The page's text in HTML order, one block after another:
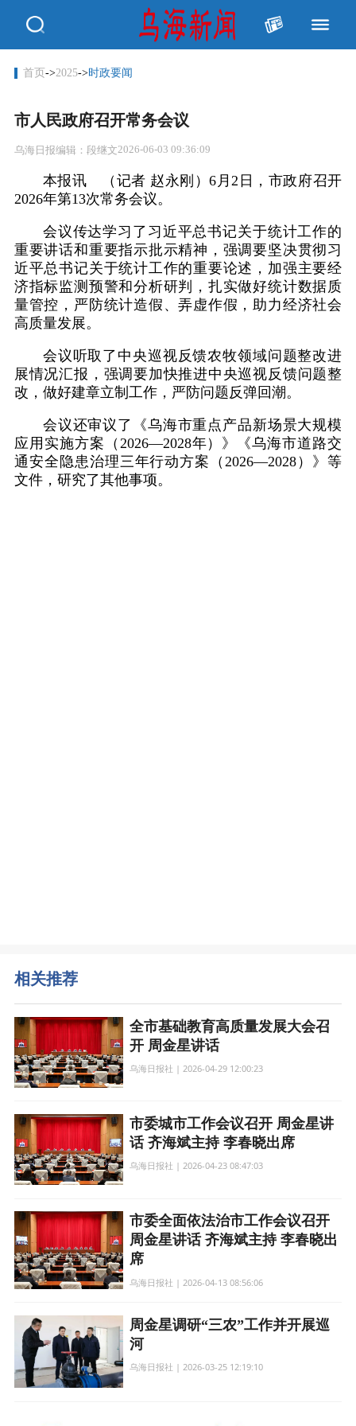
首页->2025->时政要闻
市人民政府召开常务会议
乌海日报编辑：段继文2026-06-03 09:36:09
本报讯 （记者 赵永刚）6月2日，市政府召开
2026年第13次常务会议。
会议传达学习了习近平总书记关于统计工作的
重要讲话和重要指示批示精神，强调要坚决贯彻习
近平总书记关于统计工作的重要论述，加强主要经
济指标监测预警和分析研判，扎实做好统计数据质
量管控，严防统计造假、弄虚作假，助力经济社会
高质量发展。
会议听取了中央巡视反馈农牧领域问题整改进
展情况汇报，强调要加快推进中央巡视反馈问题整
改，做好建章立制工作，严防问题反弹回潮。
会议还审议了《乌海市重点产品新场景大规模
应用实施方案（2026—2028年）》《乌海市道路交
通安全隐患治理三年行动方案（2026—2028）》等
文件，研究了其他事项。
相关推荐
全市基础教育高质量发展大会召
开 周金星讲话
乌海日报社 | 2026-04-29 12:00:23
市委城市工作会议召开 周金星讲
话 齐海斌主持 李春晓出席
乌海日报社 | 2026-04-23 08:47:03
市委全面依法治市工作会议召开
周金星讲话 齐海斌主持 李春晓出
席
乌海日报社 | 2026-04-13 08:56:06
周金星调研“三农”工作并开展巡
河
乌海日报社 | 2026-03-25 12:19:10